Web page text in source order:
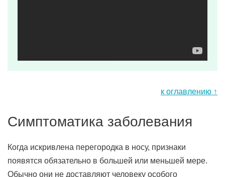
к оглавлению ↑
Симптоматика заболевания
Когда искривлена перегородка в носу, признаки
появятся обязательно в большей или меньшей мере.
Обычно они не доставляют человеку особого